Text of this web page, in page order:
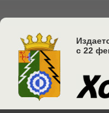
с 22